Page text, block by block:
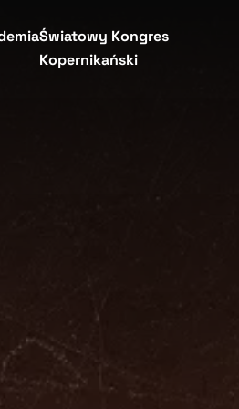
Światowy Kongres
Kopernikański